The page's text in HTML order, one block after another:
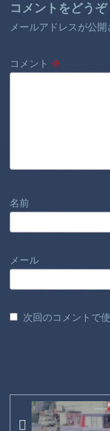
コメントをどうぞ
メールアドレスが公開
コメント ※
名前
メール
次回のコメントで